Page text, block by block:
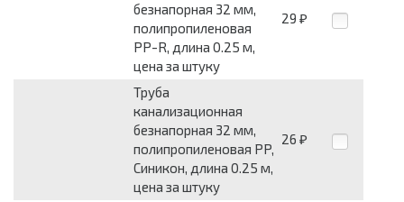
безнапорная 32 мм,
полипропиленовая
PP-R, длина 0.25 м,
цена за штуку
29 ₽
Труба
канализационная
безнапорная 32 мм,
полипропиленовая PP,
Синикон, длина 0.25 м,
цена за штуку
26 ₽